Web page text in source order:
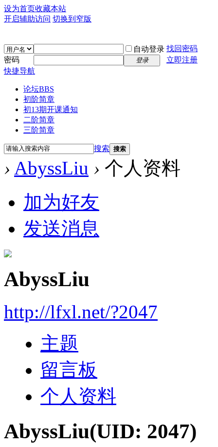
设为首页收藏本站
开启辅助访问 切换到窄版
自动登录 找回密码
密码
登录
立即注册
快捷导航
论坛BBS
初阶简章
初13期开课通知
二阶简章
三阶简章
搜索 搜索
› AbyssLiu › 个人资料
加为好友
发送消息
AbyssLiu
http://lfxl.net/?2047
主题
留言板
个人资料
AbyssLiu(UID: 2047)